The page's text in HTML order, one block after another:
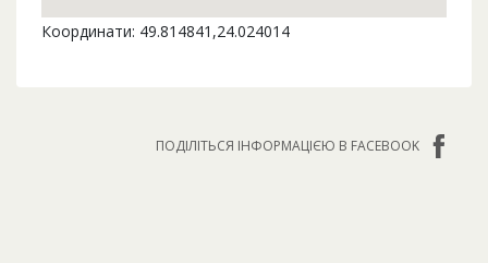
Координати: 49.814841,24.024014
ПОДІЛІТЬСЯ ІНФОРМАЦІЄЮ В FACEBOOK